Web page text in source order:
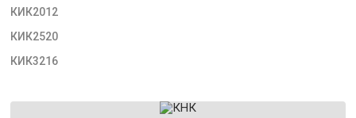
КИК2012
КИК2520
КИК3216